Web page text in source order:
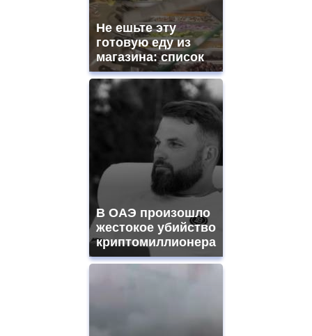
Не ешьте эту
готовую еду из
магазина: список
В ОАЭ произошло
жестокое убийство
криптомиллионера